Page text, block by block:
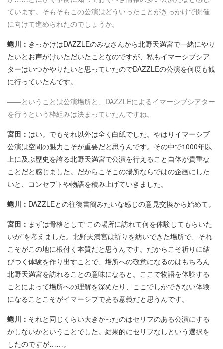
ています。そもそもこの公演はどういったことがきっかけで開催
に向けて進められたのでしょうか。
蜷川： きっかけはDAZZLEのみなさんから北野天満宮で一緒にやり
たいとお声がけいただいたことなのですが、私もイマーシブシア
ターはいつかやりたいと思っていたのでDAZZLEの公演を何度も観
に行っていたんです。
――ということは公演場所と、DAZZLEによるイマーシブシアター
を行うという枠組みは決まっていたんですね。
宮田： はい。でもそれ以外は全く白紙でした。やはりイマーシブ
公演は空間の魅力こそが重要だと思うんです。その中で1000年以
上に及ぶ歴史を誇る北野天満宮で公演を行えること自体が貴重な
ことだと感じました。だからこそこの場所ならではの企画にした
いと、コンセプトや物語を積み上げていきました。
蜷川： DAZZLEとの往復書簡みたいな感じの意見交換から始めて。
宮田： まずは骨格として“この場所に訪れて何を体験してもらいた
いか”を考えました。北野天満宮は祈りを紡いできた場所で、それ
こそがこの地に根付く本質だと思うんです。だからこそ祈りに結
びつく体験を作り出すことで、場所への敬意になるのはもちろん
北野天満宮を訪れることの意味になると。ここで物語を体験する
ことによって場所への理解を深めたり、ここでしかできない体験
になることこそがイマーシブである意義だと思うんです。
蜷川： それと同じくらい大きかったのはセリフのある公演にする
かしないかということでした。結果的にセリフなしという選択を
したのですが……。